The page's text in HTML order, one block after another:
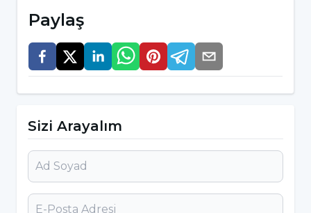
Bu kanser türü uzun yıllarca herhangi bir
değişik gözlemler meydana gelebilir;
Memede kitle:Göğüste elle fark edilen kitle
varlığı, meme kanserinin en kritik
semptomlarından bir tanesidir. Kitle, süt
Paylaş
Sizi Arayalım